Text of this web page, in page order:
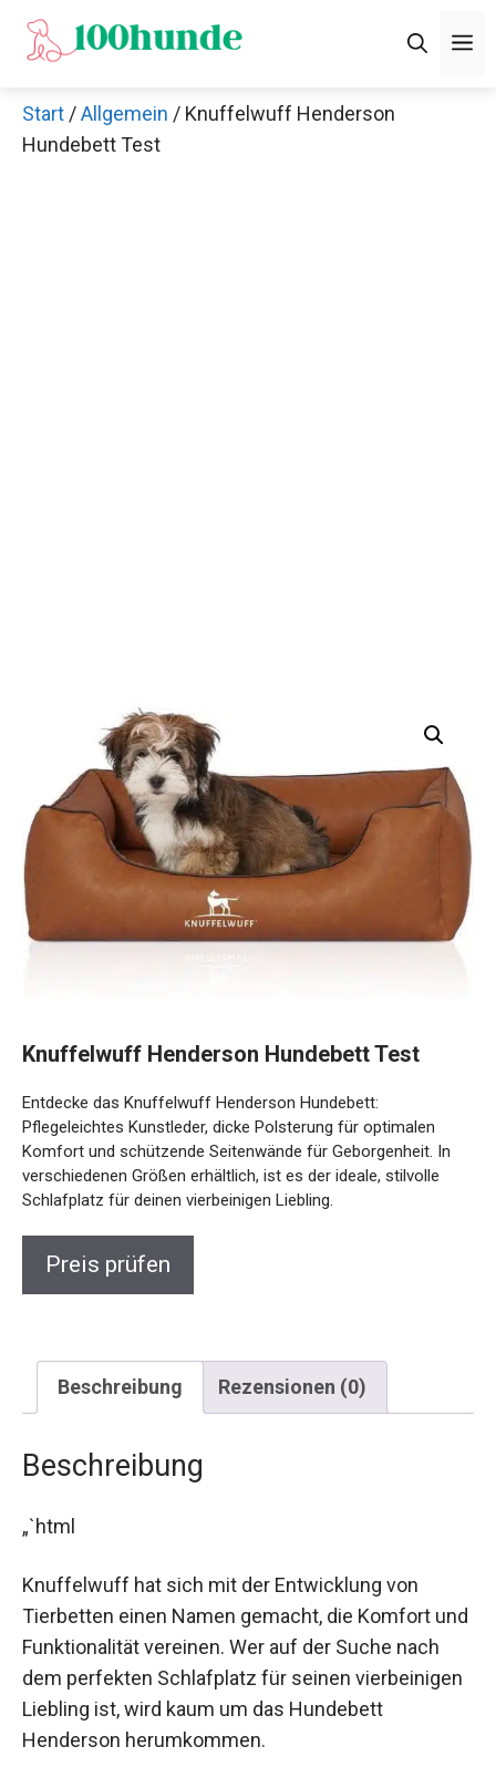
Zum
Inhalt
Start /Allgemein / Knuffelwuff Henderson
Hundebett Test
Knuffelwuff Henderson Hundebett Test
Entdecke das Knuffelwuff Henderson Hundebett:
Pflegeleichtes Kunstleder, dicke Polsterung für optimalen
Komfort und schützende Seitenwände für Geborgenheit. In
verschiedenen Größen erhältlich, ist es der ideale, stilvolle
Schlafplatz für deinen vierbeinigen Liebling.
Preis prüfen
Beschreibung Rezensionen (0)
Beschreibung
„`html
Knuffelwuff hat sich mit der Entwicklung von
Tierbetten einen Namen gemacht, die Komfort und
Funktionalität vereinen. Wer auf der Suche nach
dem perfekten Schlafplatz für seinen vierbeinigen
Liebling ist, wird kaum um das Hundebett
Henderson herumkommen.